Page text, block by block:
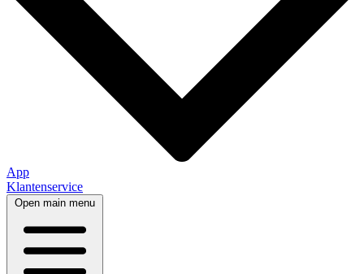
App
Klantenservice
Open main menu